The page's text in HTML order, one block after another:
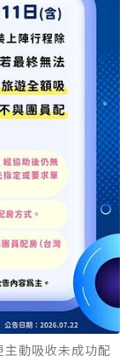
動吸收未成功配